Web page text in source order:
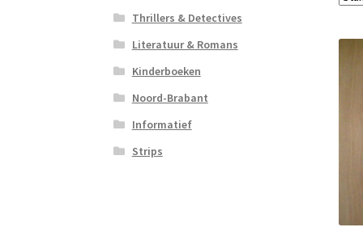
Thrillers & Detectives
Literatuur & Romans
Kinderboeken
Noord-Brabant
Informatief
Strips